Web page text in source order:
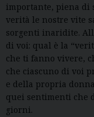
importante, piena di
verità le nostre vite
sorgenti inaridite.
di voi: qual è la
che ti fanno vivere,
che ciascuno di voi
e della propria
quei sentimenti che
giorni.